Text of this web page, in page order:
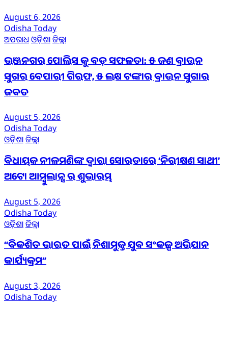
August 6, 2026
Odisha Today
ଅପରାଧ ଓଡ଼ିଶାଜିଲ୍ଲା
ଭଞ୍ଜନଗର ପୋଲିସ କୁ ବଡ଼ ସଫଳତା: ୫ ଜଣ ବ୍ରାଉନ
ସୁଗର ବେପାରୀ ଗିରଫ, ୫ ଲକ୍ଷ ଟଙ୍କାର ବ୍ରାଉନ ସୁଗାର
ଜବତ
August 5, 2026
Odisha Today
ଓଡ଼ିଶାଜିଲ୍ଲା
ବିଧାୟକ ନୀଳମଣିଙ୍କ ଦ୍ବାରା ସୋରଡାରେ ‘ନିରୀକ୍ଷଣ ସାଥୀ’
ଅଟୋ ଆମ୍ବୁଲାନ୍ସ ର ଶୁଭାରମ୍ଭ
August 5, 2026
Odisha Today
ଓଡ଼ିଶାଜିଲ୍ଲା
“ବିକଶିତ ଭାରତ ପାଇଁ ନିଶାମୁକ୍ତ ଯୁବ ସଂକଳ୍ପ ଅଭିଯାନ
କାର୍ଯ୍ୟକ୍ରମ”
August 3, 2026
Odisha Today